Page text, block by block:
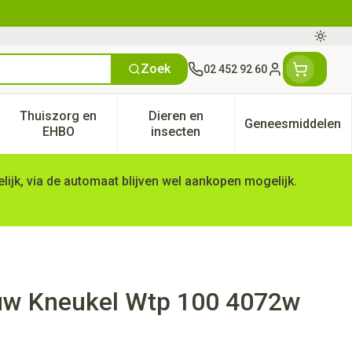
Zoek 02 452 92 60
Klant menu
categorie
voor Natuur geneeskunde categorie
Thuiszorg en
EHBOToon submenu voor Thuiszorg en EHBO categorie
Dieren en
insectenToon submenu voor Dieren
Geneesmiddelen
Toon
via de automaat blijven wel aankopen mogelijk.
Kneukel Wtp 100 4072w